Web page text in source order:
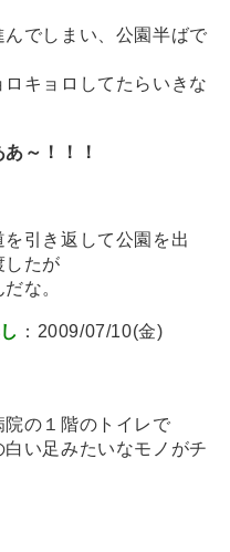
でしまい、公園半ばで
キョロしてたらいきな
～！！！
引き返して公園を出
したが
な。
：2009/07/10(金)
院の１階のトイレで
い足みたいなモノがチ